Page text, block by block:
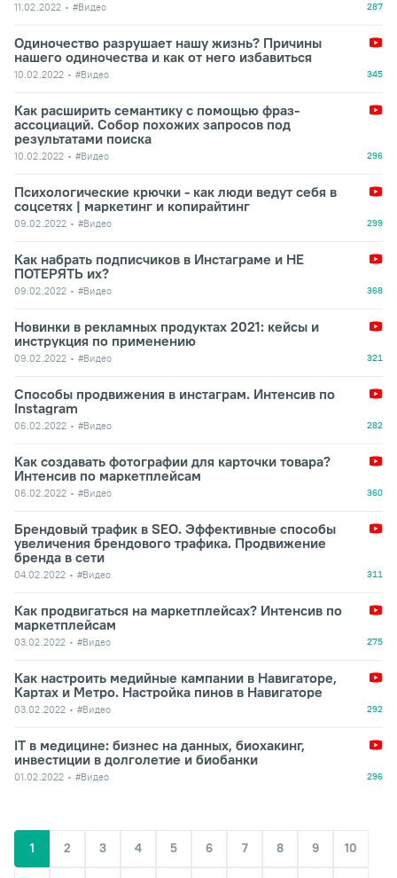
11.02.2022 #Видео 287
Одиночество разрушает нашу жизнь? Причины
нашего одиночества и как от него избавиться
10.02.2022 #Видео 345
Как расширить семантику с помощью фраз-
ассоциаций. Собор похожих запросов под
результатами поиска
10.02.2022 #Видео 296
Психологические крючки - как люди ведут себя в
соцсетях | маркетинг и копирайтинг
09.02.2022 #Видео 299
Как набрать подписчиков в Инстаграме и НЕ
ПОТЕРЯТЬ их?
09.02.2022 #Видео 368
Новинки в рекламных продуктах 2021: кейсы и
инструкция по применению
09.02.2022 #Видео 321
Способы продвижения в инстаграм. Интенсив по
Instagram
06.02.2022 #Видео 282
Как создавать фотографии для карточки товара?
Интенсив по маркетплейсам
06.02.2022 #Видео 360
Брендовый трафик в SEO. Эффективные способы
увеличения брендового трафика. Продвижение
бренда в сети
04.02.2022 #Видео 311
Как продвигаться на маркетплейсах? Интенсив по
маркетплейсам
03.02.2022 #Видео 275
Как настроить медийные кампании в Навигаторе,
Картах и Метро. Настройка пинов в Навигаторе
03.02.2022 #Видео 292
IT в медицине: бизнес на данных, биохакинг,
инвестиции в долголетие и биобанки
01.02.2022 #Видео 296
1 2 3 4 5 6 7 8 9 10